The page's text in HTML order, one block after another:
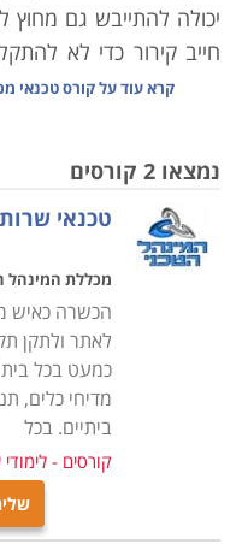
יכולה להתייבש גם
חייב קירור כדי לא
מהבית.
שצץ משבר, חשנו
טלויזיה. היום, אם
האחריות עבורו,
תהליכים משונים
מצד אחד הם הופכים עם
גם נהיים משוכללים
קורס טכנאי מכשירי
לפתור את הדילמה
פעמים רבות היא החכמה
כיום מערך
קרא עוד עלקורס טכנאי
נמצאו 2 קורסים
טכנאי
מכללת המינהל
הכשרה כאיש
לאתר ולתקן
כמעט בכל בית
מדיחי כלים,
ביתיים. בכל
קורסים -